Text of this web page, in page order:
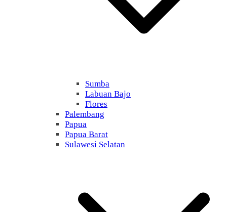
Sumba
Labuan Bajo
Flores
Palembang
Papua
Papua Barat
Sulawesi Selatan